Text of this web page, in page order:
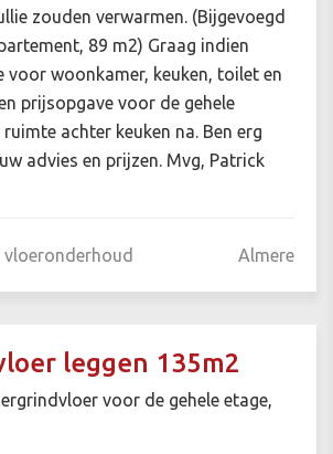
zouden verwarmen. (Bijgevoegd
89 m2) Graag indien
voor woonkamer, keuken, toilet en
prijsopgave voor de gehele
achter keuken na. Ben erg
advies en prijzen. Mvg, Patrick
vloeronderhoud Almere
leggen 135m2
voor de gehele etage,